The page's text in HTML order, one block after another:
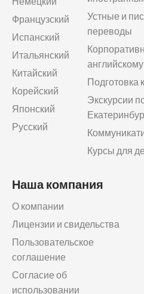
Французский
Испанский
Итальянский
Китайский
Корейский
Японский
Русский
Устные и
переводы
английскому
Подготовка
Экскурсии
Курсы для
Наша компания
О компании
Лицензии и свидельства
Пользовательское
соглашение
Согласие об
использовании